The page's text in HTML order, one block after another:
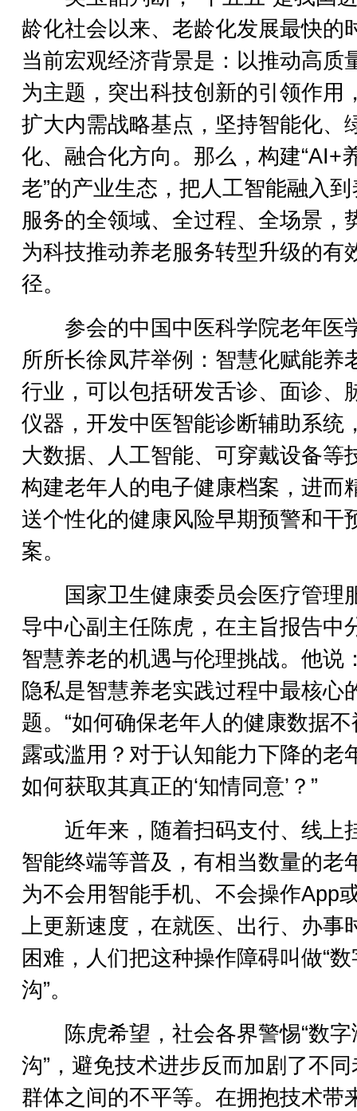
龄化社会以来、老龄化发展最快的
当前宏观经济背景是：以推动高质
为主题，突出科技创新的引领作用
扩大内需战略基点，坚持智能化、
化、融合化方向。那么，构建“AI+
老”的产业生态，把人工智能融入
服务的全领域、全过程、全场景，
为科技推动养老服务转型升级的有
径。
参会的中国中医科学院老年医
所所长徐凤芹举例：智慧化赋能养
行业，可以包括研发舌诊、面诊、
仪器，开发中医智能诊断辅助系统
大数据、人工智能、可穿戴设备等
构建老年人的电子健康档案，进而
送个性化的健康风险早期预警和干
案。
国家卫生健康委员会医疗管理
导中心副主任陈虎，在主旨报告中
智慧养老的机遇与伦理挑战。他说
隐私是智慧养老实践过程中最核心
题。“如何确保老年人的健康数据
露或滥用？对于认知能力下降的老
如何获取其真正的‘知情同意’？”
近年来，随着扫码支付、线上
智能终端等普及，有相当数量的老
为不会用智能手机、不会操作App
上更新速度，在就医、出行、办事
困难，人们把这种操作障碍叫做“
沟”。
陈虎希望，社会各界警惕“数字
沟”，避免技术进步反而加剧了不
群体之间的不平等。在拥抱技术带